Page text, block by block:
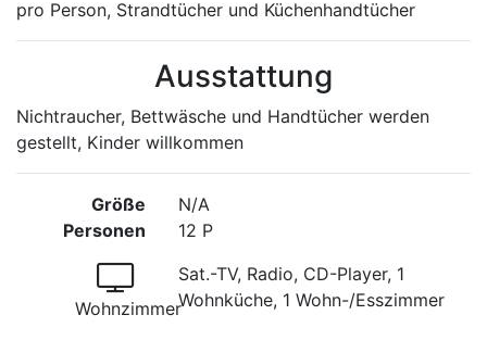
pro Person, Strandtücher und Küchenhandtücher
Ausstattung
Nichtraucher, Bettwäsche und Handtücher werden
gestellt, Kinder willkommen
Größe
Personen
N/A
12 P
Wohnzimmer
Sat.-TV, Radio, CD-Player, 1
Wohnküche, 1 Wohn-/Esszimmer